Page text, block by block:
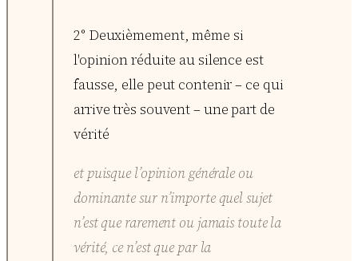
2° Deuxièmement, même si
l'opinion réduite au silence est
fausse, elle peut contenir – ce qui
arrive très souvent – une part de
vérité
et puisque l’opinion générale ou
dominante sur n’importe quel sujet
n’est que rarement ou jamais toute la
vérité, ce n’est que par la